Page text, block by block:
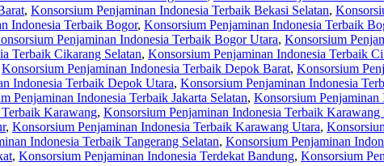
, Konsorsium Penjaminan Indonesia Terbaik Bekasi Selatan,
Indonesia Terbaik Bogor, Konsorsium Penjaminan Indonesia Terbaik
Penjaminan Indonesia Terbaik Bogor Utara, Konsorsium
Terbaik Cikarang Selatan, Konsorsium Penjaminan Indonesia Terbaik
Konsorsium Penjaminan Indonesia Terbaik Depok Barat, Konsorsium
Indonesia Terbaik Depok Utara, Konsorsium Penjaminan Indonesia
Penjaminan Indonesia Terbaik Jakarta Selatan, Konsorsium Penjaminan
Karawang, Konsorsium Penjaminan Indonesia Terbaik Karawang
, Konsorsium Penjaminan Indonesia Terbaik Karawang Utara,
Indonesia Terbaik Tangerang Selatan, Konsorsium Penjaminan
, Konsorsium Penjaminan Indonesia Terdekat Bandung, Konsorsium